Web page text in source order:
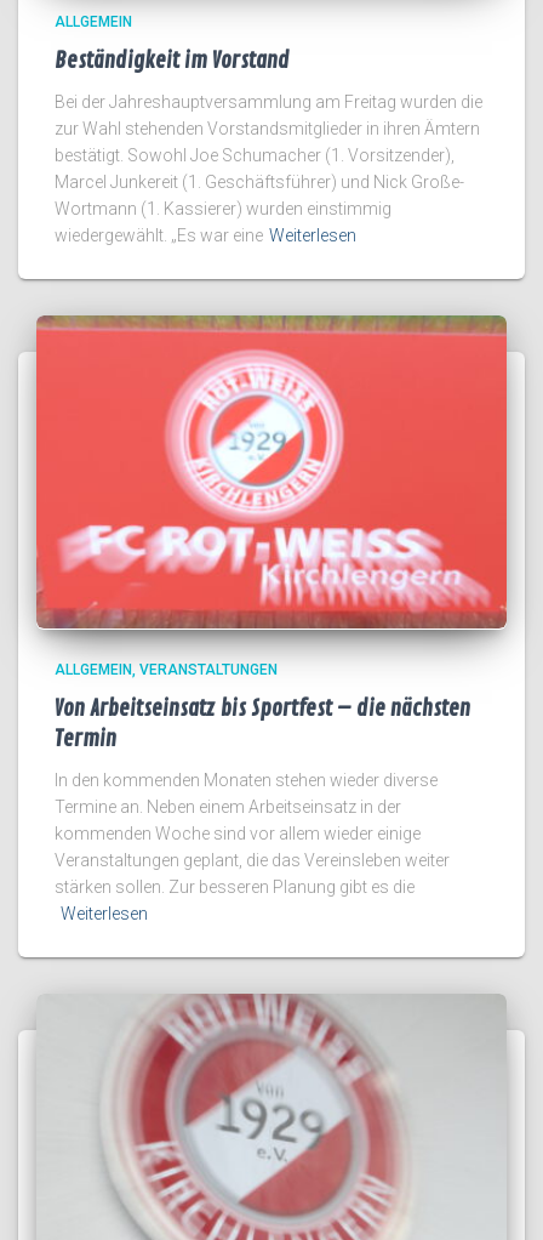
ALLGEMEIN
Beständigkeit im Vorstand
Bei der Jahreshauptversammlung am Freitag wurden die
zur Wahl stehenden Vorstandsmitglieder in ihren Ämtern
bestätigt. Sowohl Joe Schumacher (1. Vorsitzender),
Marcel Junkereit (1. Geschäftsführer) und Nick Große-
Wortmann (1. Kassierer) wurden einstimmig
wiedergewählt. „Es war eine Weiterlesen
ALLGEMEIN VERANSTALTUNGEN
Von Arbeitseinsatz bis Sportfest – die nächsten
Termin
In den kommenden Monaten stehen wieder diverse
Termine an. Neben einem Arbeitseinsatz in der
kommenden Woche sind vor allem wieder einige
Veranstaltungen geplant, die das Vereinsleben weiter
stärken sollen. Zur besseren Planung gibt es die
Weiterlesen